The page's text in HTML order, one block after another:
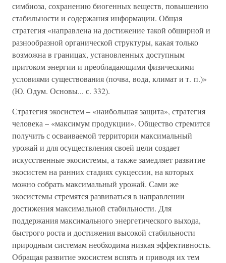
симбиоза, сохранению биогенных веществ, повышению
стабильности и содержания информации. Общая
стратегия «направлена на достижение такой обширной и
разнообразной органической структуры, какая только
возможна в границах, установленных доступным
притоком энергии и преобладающими физическими
условиями существования (почва, вода, климат и т. п.)»
(Ю. Одум. Основы... с. 332).
Стратегия экосистем – «наибольшая защита», стратегия
человека – «максимум продукции». Общество стремится
получить с осваиваемой территории максимальный
урожай и для осуществления своей цели создает
искусственные экосистемы, а также замедляет развитие
экосистем на ранних стадиях сукцессии, на которых
можно собрать максимальный урожай. Сами же
экосистемы стремятся развиваться в направлении
достижения максимальной стабильности. Для
поддержания максимального энергетического выхода,
быстрого роста и достижения высокой стабильности
природным системам необходима низкая эффективность.
Обращая развитие экосистем вспять и приводя их тем